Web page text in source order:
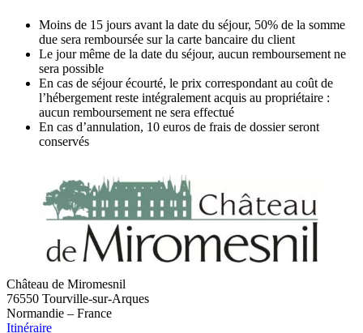
Moins de 15 jours avant la date du séjour, 50% de la somme
due sera remboursée sur la carte bancaire du client
Le jour même de la date du séjour, aucun remboursement ne
sera possible
En cas de séjour écourté, le prix correspondant au coût de
l’hébergement reste intégralement acquis au propriétaire :
aucun remboursement ne sera effectué
En cas d’annulation, 10 euros de frais de dossier seront
conservés
Château de Miromesnil
76550 Tourville-sur-Arques
Normandie – France
Itinéraire